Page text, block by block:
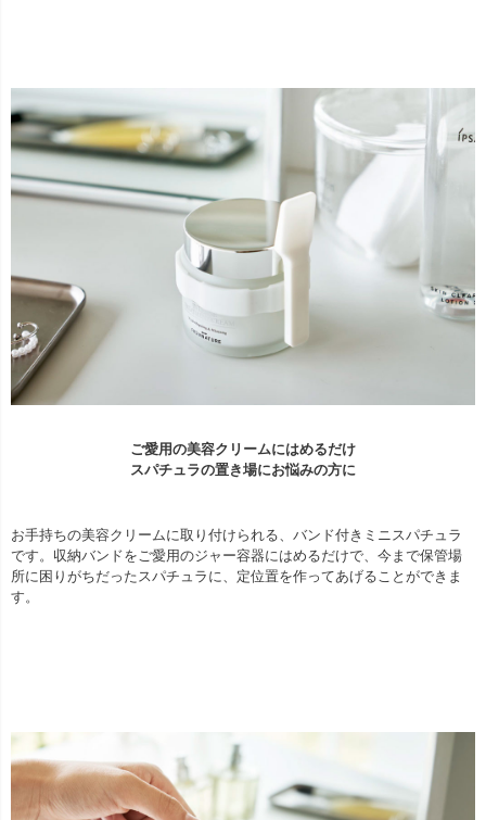
ご愛用の美容クリームにはめるだけ
スパチュラの置き場にお悩みの方に
お手持ちの美容クリームに取り付けられる、バンド付きミニスパチュラ
です。収納バンドをご愛用のジャー容器にはめるだけで、今まで保管場
所に困りがちだったスパチュラに、定位置を作ってあげることができま
す。